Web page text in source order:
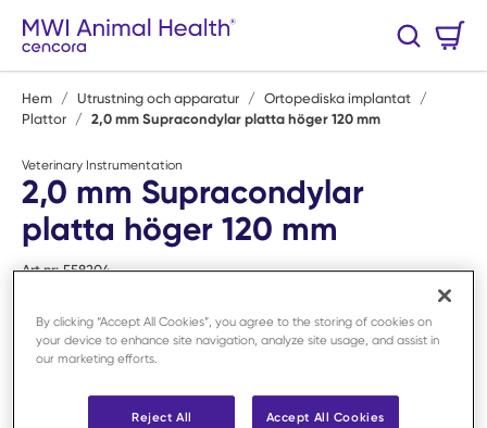
Hoppa till huvudinnehåll
Sök
Hem / Utrustning och apparatur / Ortopediska implantat /
Plattor / 2,0 mm Supracondylar platta höger 120 mm
Veterinary Instrumentation
2,0 mm Supracondylar
platta höger 120 mm
Art.nr: F58204
By clicking “Accept All Cookies”, you agree to the storing of cookies on
your device to enhance site navigation, analyze site usage, and assist in
our marketing efforts.
Reject All Accept All Cookies